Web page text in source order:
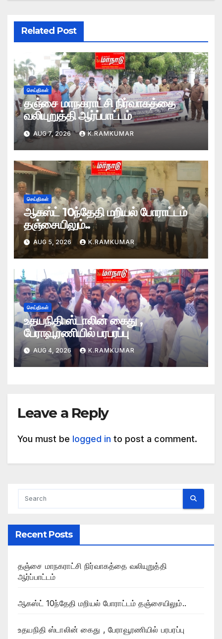
Related Post
செய்திகள்
தஞ்சை மாநகராட்சி நிர்வாகத்தை
வலியுறுத்தி ஆர்ப்பாட்டம்
AUG 7, 2026 K.RAMKUMAR
செய்திகள்
ஆகஸ்ட் 10ந்தேதி மறியல் போராட்டம்
தஞ்சையிலும்..
AUG 5, 2026 K.RAMKUMAR
செய்திகள்
உதயநிதி ஸ்டாலின் கைது ,
பேராவூரணியில் பரபரப்பு
AUG 4, 2026 K.RAMKUMAR
Leave a Reply
You must be logged in to post a comment.
Recent Posts
தஞ்சை மாநகராட்சி நிர்வாகத்தை வலியுறுத்தி
ஆர்ப்பாட்டம்
ஆகஸ்ட் 10ந்தேதி மறியல் போராட்டம் தஞ்சையிலும்..
உதயநிதி ஸ்டாலின் கைது , பேராவூரணியில் பரபரப்பு